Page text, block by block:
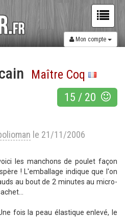
Mon compte
Maître Coq
15 / 20
le 21/11/2006
les manchons de poulet façon
! L'emballage indique que l'on
au bout de 2 minutes au micro-
fois la peau élastique enlevé, le